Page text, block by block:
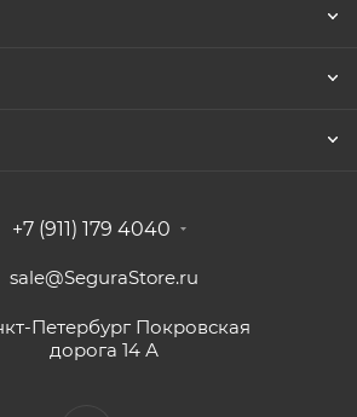
+7 (911) 179 4040
sale@SeguraStore.ru
Петербург Покровская
дорога 14 А